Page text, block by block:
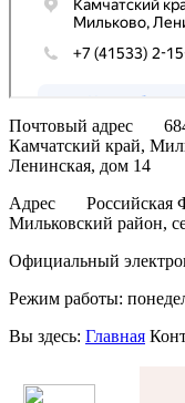
Почтовый адрес
Камчатский край,
Ленинская, дом 14
Адрес
Российская
Мильковский район,
Официальный
Режим работы:
Вы здесь: Главная